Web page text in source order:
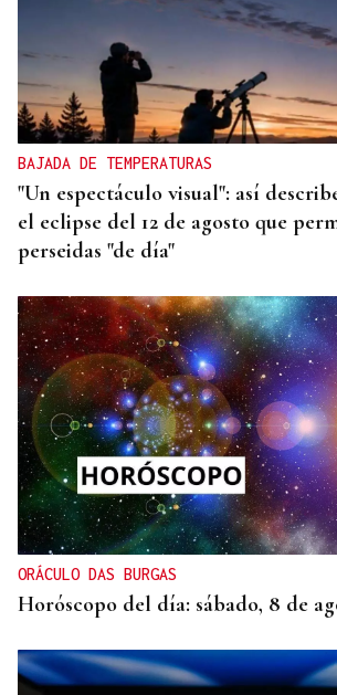
BAJADA DE TEMPERATURAS
"Un espectáculo visual": así
el eclipse del 12 de agosto que
perseidas "de día"
ORÁCULO DAS BURGAS
Horóscopo del día: sábado, 8 de